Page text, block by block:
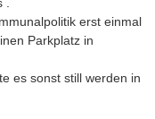
.
erst einmal
Parkplatz in
es sonst still werden in